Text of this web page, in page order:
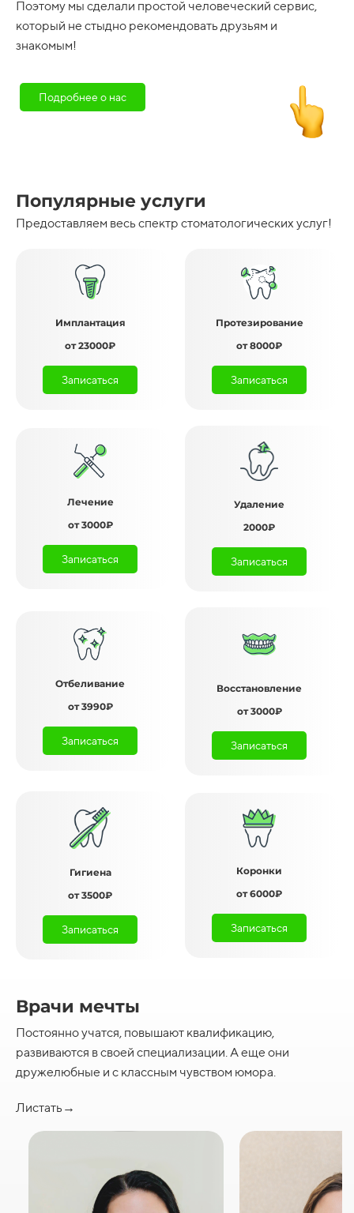
Поэтому мы сделали простой человеческий сервис,
который не стыдно рекомендовать друзьям и
знакомым!
Подробнее о нас
Популярные услуги
Предоставляем весь спектр стоматологических услуг!
Имплантация
от 23000₽
Записаться
Протезирование
от 8000₽
Записаться
Лечение
от 3000₽
Записаться
Удаление
2000₽
Записаться
Отбеливание
от 3990₽
Записаться
Восстановление
от 3000₽
Записаться
Гигиена
от 3500₽
Записаться
Коронки
от 6000₽
Записаться
Врачи мечты
Постоянно учатся, повышают квалификацию,
развиваются в своей специализации. А еще они
дружелюбные и с классным чувством юмора.
Листать→